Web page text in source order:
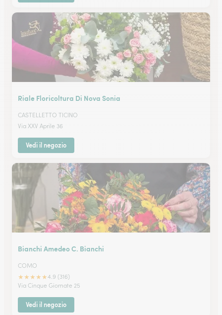
Riale Floricoltura Di Nova Sonia
CASTELLETTO TICINO
Via XXV Aprile 36
Vedi il negozio
Bianchi Amedeo C. Bianchi
COMO
★★★★★4.9 (316)
Via Cinque Giornate 25
Vedi il negozio